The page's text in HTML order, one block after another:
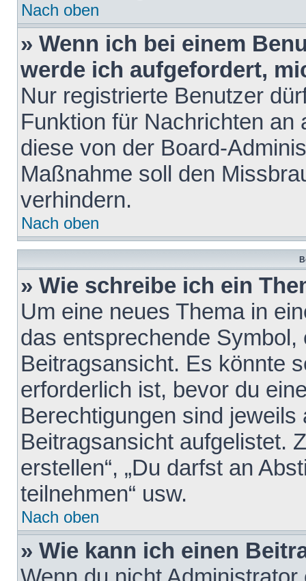
Nach oben
» Wenn ich bei einem
werde ich aufgefordert,
Nur registrierte Benutzer
Funktion für Nachrichten
diese von der Board-
Maßnahme soll den
verhindern.
Nach oben
» Wie schreibe ich ein
Um eine neues Thema in
das entsprechende
Beitragsansicht. Es könnte
erforderlich ist, bevor du
Berechtigungen sind
Beitragsansicht aufgelistet.
erstellen“, „Du darfst an
teilnehmen“ usw.
Nach oben
» Wie kann ich einen